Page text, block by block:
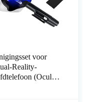
voor
Reality-
(Oculus